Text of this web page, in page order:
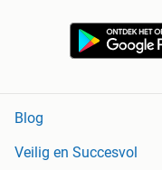
Blog
Veilig en Succesvol